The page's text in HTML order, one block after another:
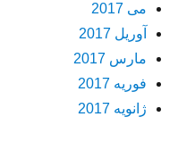
می 2017
آوریل 2017
مارس 2017
فوریه 2017
ژانویه 2017